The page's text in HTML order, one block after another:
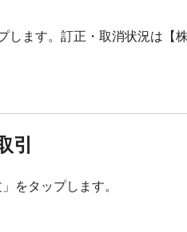
します。訂正・取消状況は【
引
をタップします。